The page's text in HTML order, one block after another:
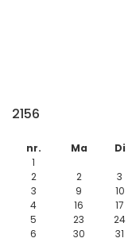
2156
nr. Ma Di
1
2
2 3
3
9 10
4
16 17
5
23 24
6
30 31